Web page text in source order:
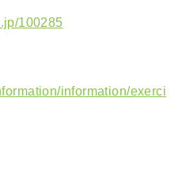
100285
information/exerci